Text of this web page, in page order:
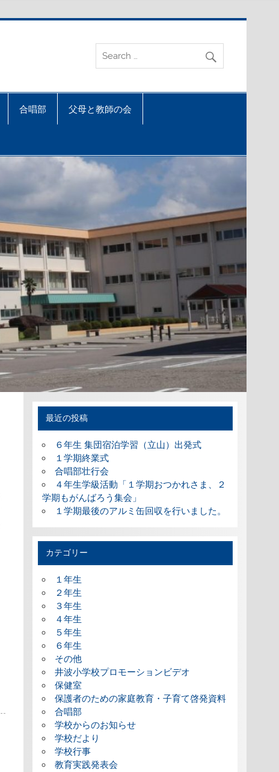
合唱部 父母と教師の会
最近の投稿
６年生 集団宿泊学習（立山）出発式
１学期終業式
合唱部壮行会
４年生学級活動「１学期おつかれさま、２
学期もがんばろう集会」
１学期最後のアルミ缶回収を行いました。
カテゴリー
１年生
２年生
３年生
４年生
５年生
６年生
その他
井波小学校プロモーションビデオ
保健室
保護者のための家庭教育・子育て啓発資料
合唱部
学校からのお知らせ
学校だより
学校行事
教育実践発表会